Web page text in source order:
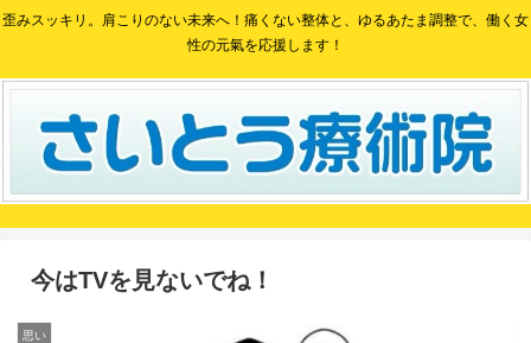
歪みスッキリ。肩こりのない未来へ！痛くない整体と、ゆるあたま調整で、働く女
性の元氣を応援します！
今はTVを見ないでね！
思い